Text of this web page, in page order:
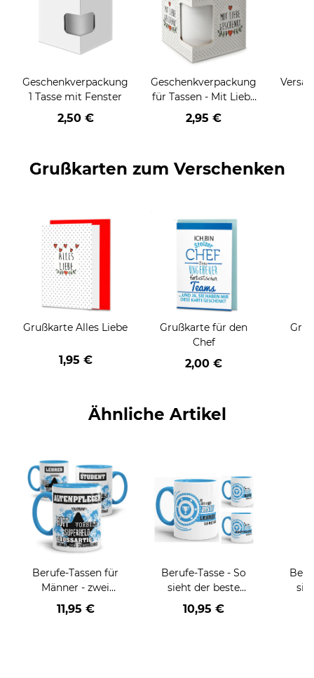
Geschenkverpackung
1 Tasse mit Fenster
2,50 €
Geschenkverpackung
für Tassen - Mit Liebe
geschenkt
2,95 €
Grußkarten zum Verschenken
Grußkarte Alles Liebe
1,95 €
Grußkarte für den
Chef
2,00 €
Ähnliche Artikel
Berufe-Tassen für
Männer - zwei
Farbvarianten
11,95 €
Berufe-Tasse - So
sieht der beste
BERUF aus -
verschiedene Berufe
10,95 €